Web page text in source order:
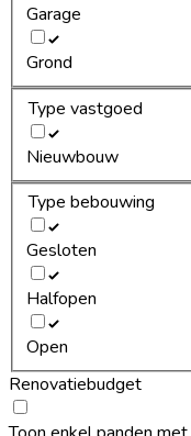
Garage
Grond
Type vastgoed
Nieuwbouw
Type bebouwing
Gesloten
Halfopen
Open
Renovatiebudget